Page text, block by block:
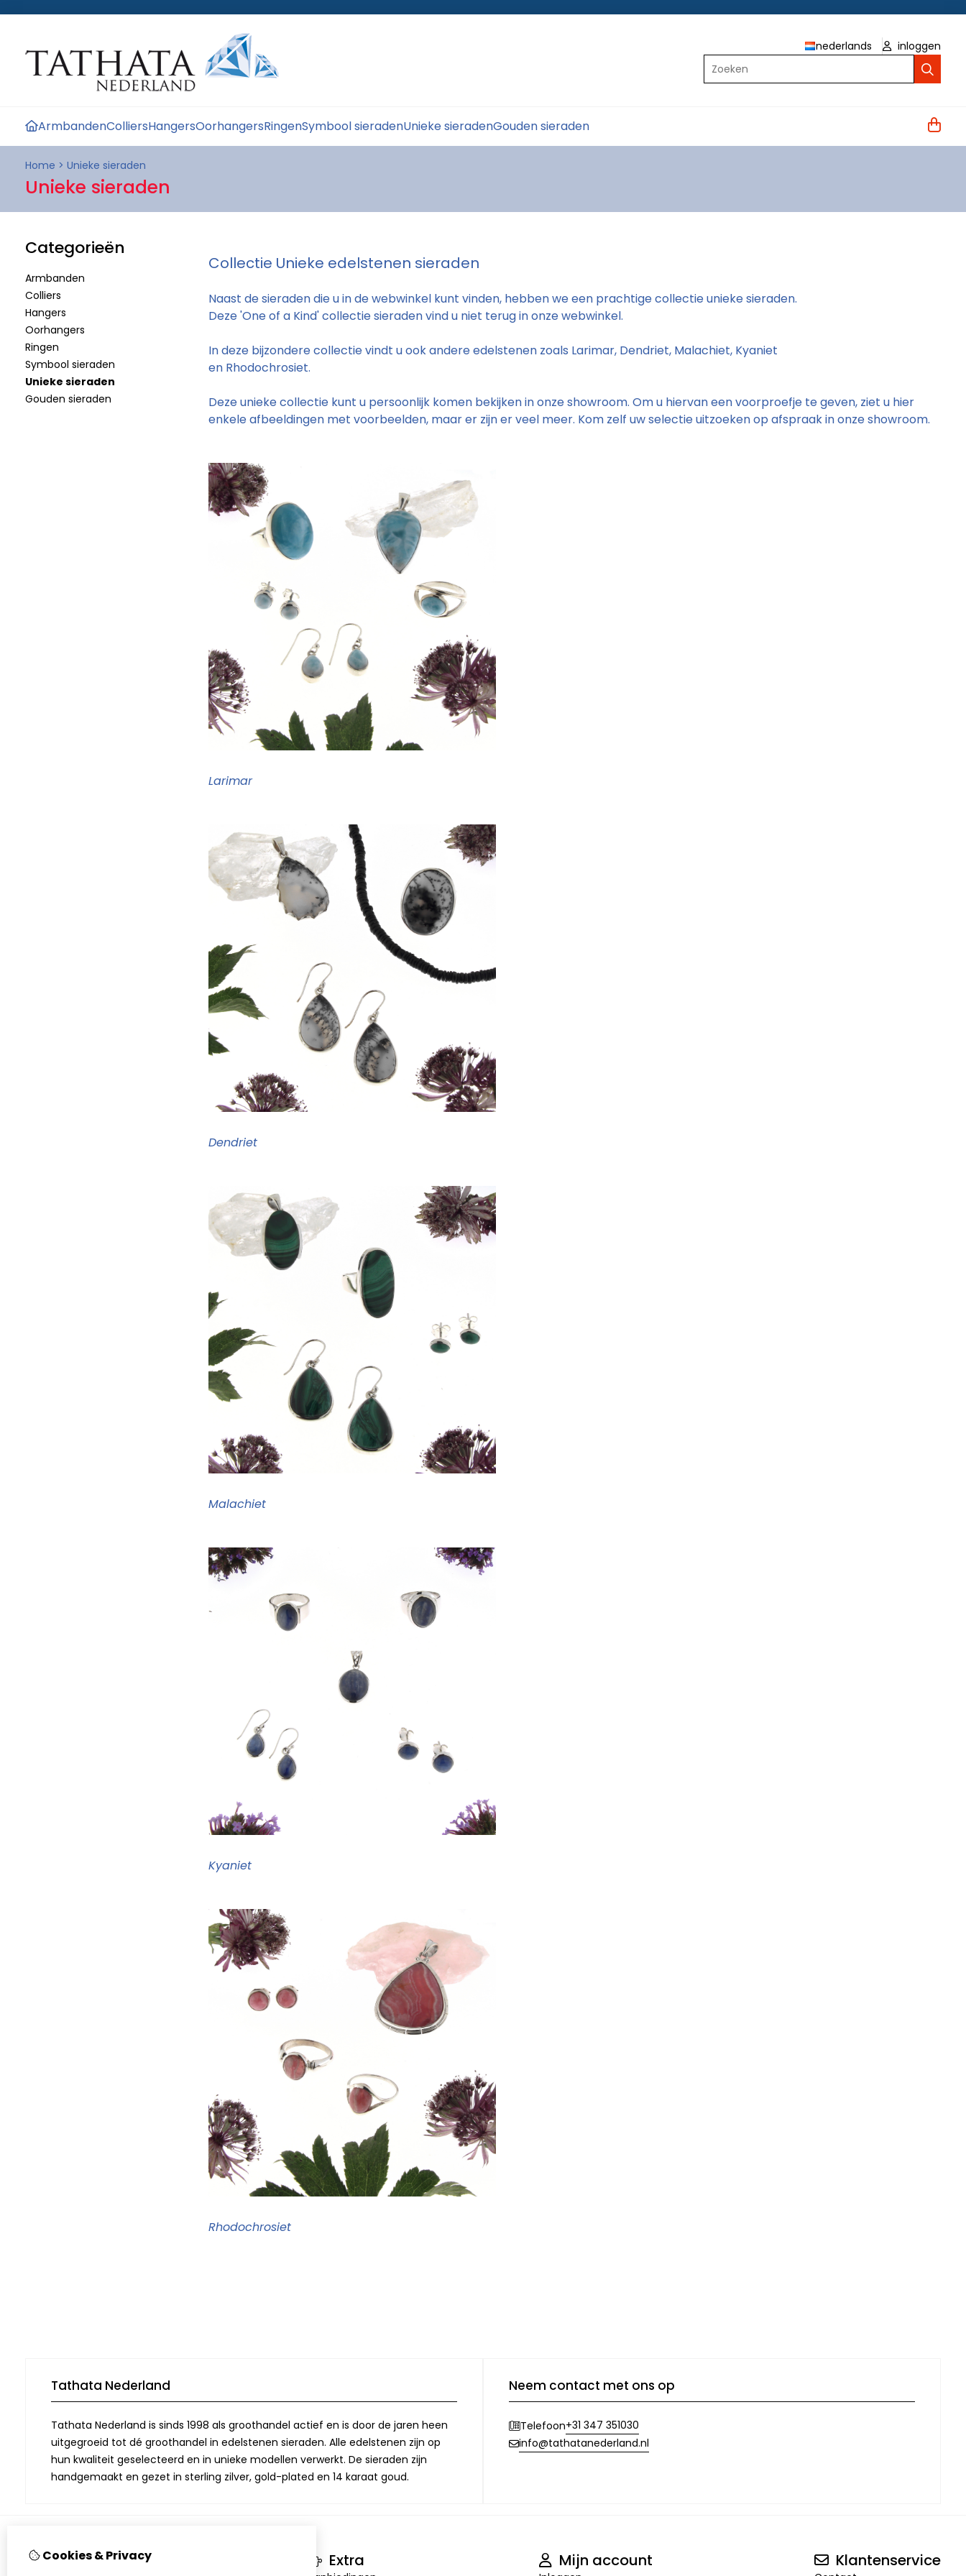
nederlands
inloggen
Zoeken
ArmbandenColliersHangersOorhangersRingenSymbool sieradenUnieke sieradenGouden sieraden
Home > Unieke sieraden
Unieke sieraden
Categorieën
Armbanden
Colliers
Hangers
Oorhangers
Ringen
Symbool sieraden
Unieke sieraden
Gouden sieraden
Collectie Unieke edelstenen sieraden
Naast de sieraden die u in de webwinkel kunt vinden, hebben we een prachtige collectie unieke sieraden.
Deze 'One of a Kind' collectie sieraden vind u niet terug in onze webwinkel.
In deze bijzondere collectie vindt u ook andere edelstenen zoals Larimar, Dendriet, Malachiet, Kyaniet
en Rhodochrosiet.
Deze unieke collectie kunt u persoonlijk komen bekijken in onze showroom. Om u hiervan een voorproefje te geven, ziet u hier
enkele afbeeldingen met voorbeelden, maar er zijn er veel meer. Kom zelf uw selectie uitzoeken op afspraak in onze showroom.
Larimar
Dendriet
Malachiet
Kyaniet
Rhodochrosiet
Tathata Nederland
Tathata Nederland is sinds 1998 als groothandel actief en is door de jaren heen
uitgegroeid tot dé groothandel in edelstenen sieraden. Alle edelstenen zijn op
hun kwaliteit geselecteerd en in unieke modellen verwerkt. De sieraden zijn
handgemaakt en gezet in sterling zilver, gold-plated en 14 karaat goud.
Neem contact met ons op
Telefoon+31 347 351030
info@tathatanederland.nl
Informatie Extra Mijn account Klantenservice
Cookies & Privacy